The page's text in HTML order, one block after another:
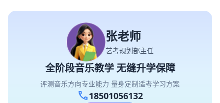
张老师
艺考规划部主任
全阶段音乐教学 无缝升学保障
评测音乐方向专业能力 量身定制适考学习方案
call18501056132